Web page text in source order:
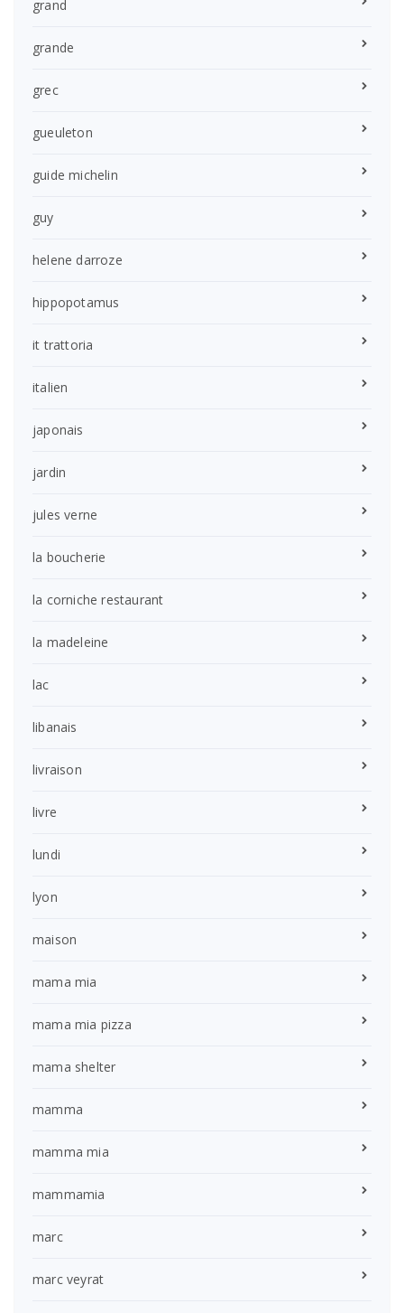
grand
grande
grec
gueuleton
guide michelin
guy
helene darroze
hippopotamus
it trattoria
italien
japonais
jardin
jules verne
la boucherie
la corniche restaurant
la madeleine
lac
libanais
livraison
livre
lundi
lyon
maison
mama mia
mama mia pizza
mama shelter
mamma
mamma mia
mammamia
marc
marc veyrat